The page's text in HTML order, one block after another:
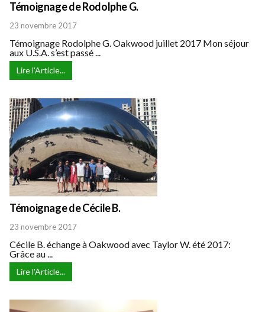
Témoignage de Rodolphe G.
23 novembre 2017
Témoignage Rodolphe G. Oakwood juillet 2017 Mon séjour
aux U.S.A. s’est passé ...
Lire l'Article...
Témoignage de Cécile B.
23 novembre 2017
Cécile B. échange à Oakwood avec Taylor W. été 2017:
Grâce au ...
Lire l'Article...